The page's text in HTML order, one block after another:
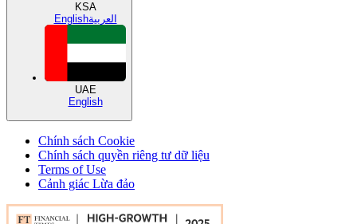
KSA
Englishالعربية
UAE
English
Chính sách Cookie
Chính sách quyền riêng tư dữ liệu
Terms of Use
Cảnh giác Lừa đảo